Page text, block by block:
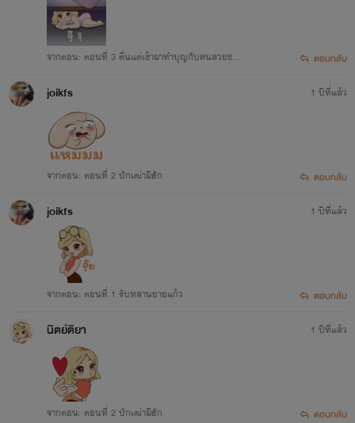
จากตอน: ตอนที่ 3 ตื่นแต่เช้ามาทำบุญกับคนสวยของ
ตอบกลับ
joikfs
จากตอน: ตอนที่ 2 บักเฒ่ามีฮัก
1 ปีที่แล้ว
ตอบกลับ
joikfs
จากตอน: ตอนที่ 1 รับหลานยายแก้ว
1 ปีที่แล้ว
ตอบกลับ
นิตย์ติยา
จากตอน: ตอนที่ 2 บักเฒ่ามีฮัก
1 ปีที่แล้ว
ตอบกลับ